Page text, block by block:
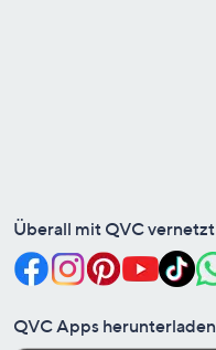
Überall mit QVC vernetzt
QVC Apps herunterladen